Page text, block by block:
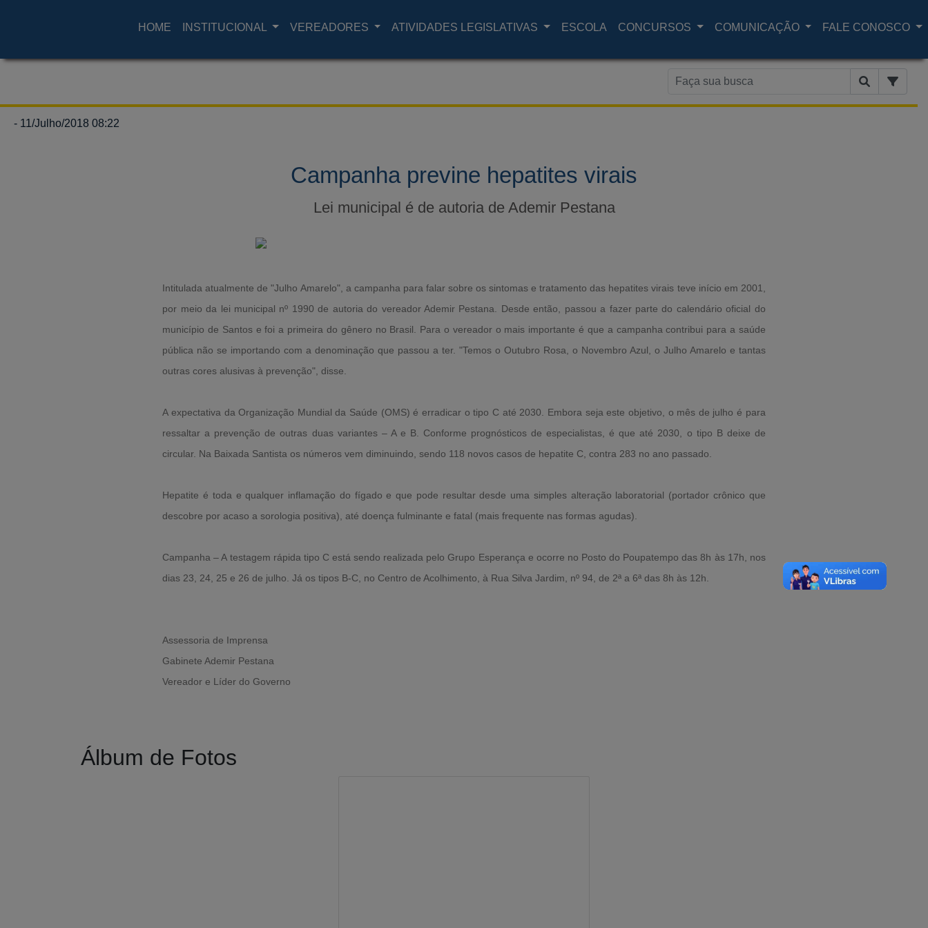
HOME INSTITUCIONAL VEREADORES ATIVIDADES LEGISLATIVAS ESCOLA CONCURSOS COMUNICAÇÃO FALE CONOSCO
- 11/Julho/2018 08:22
Campanha previne hepatites virais
Lei municipal é de autoria de Ademir Pestana
Intitulada atualmente de "Julho Amarelo", a campanha para falar sobre os sintomas e tratamento das hepatites virais teve início em 2001,
por meio da lei municipal nº 1990 de autoria do vereador Ademir Pestana. Desde então, passou a fazer parte do calendário oficial do
município de Santos e foi a primeira do gênero no Brasil. Para o vereador o mais importante é que a campanha contribui para a saúde
pública não se importando com a denominação que passou a ter. "Temos o Outubro Rosa, o Novembro Azul, o Julho Amarelo e tantas
outras cores alusivas à prevenção", disse.
A expectativa da Organização Mundial da Saúde (OMS) é erradicar o tipo C até 2030. Embora seja este objetivo, o mês de julho é para
ressaltar a prevenção de outras duas variantes – A e B. Conforme prognósticos de especialistas, é que até 2030, o tipo B deixe de
circular. Na Baixada Santista os números vem diminuindo, sendo 118 novos casos de hepatite C, contra 283 no ano passado.
Hepatite é toda e qualquer inflamação do fígado e que pode resultar desde uma simples alteração laboratorial (portador crônico que
descobre por acaso a sorologia positiva), até doença fulminante e fatal (mais frequente nas formas agudas).
Campanha – A testagem rápida tipo C está sendo realizada pelo Grupo Esperança e ocorre no Posto do Poupatempo das 8h às 17h, nos
dias 23, 24, 25 e 26 de julho. Já os tipos B-C, no Centro de Acolhimento, à Rua Silva Jardim, nº 94, de 2ª a 6ª das 8h às 12h.
Assessoria de Imprensa
Gabinete Ademir Pestana
Vereador e Líder do Governo
Álbum de Fotos